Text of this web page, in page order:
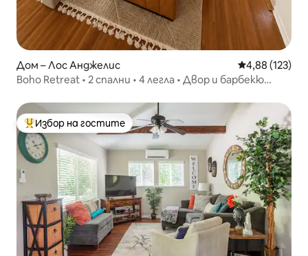
Дом – Лос Анджелис Средна
4,88 (123)
Boho Retreat • 2 спални • 4 легла • Двор и барбекю
Най-популярен избор на гостите
Избор на гостите